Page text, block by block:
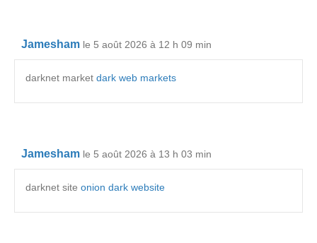
Jamesham le 5 août 2026 à 12 h 09 min
darknet market dark web markets
Jamesham le 5 août 2026 à 13 h 03 min
darknet site onion dark website